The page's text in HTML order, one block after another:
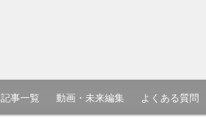
記事一覧 動画・未来編集 よくある質問